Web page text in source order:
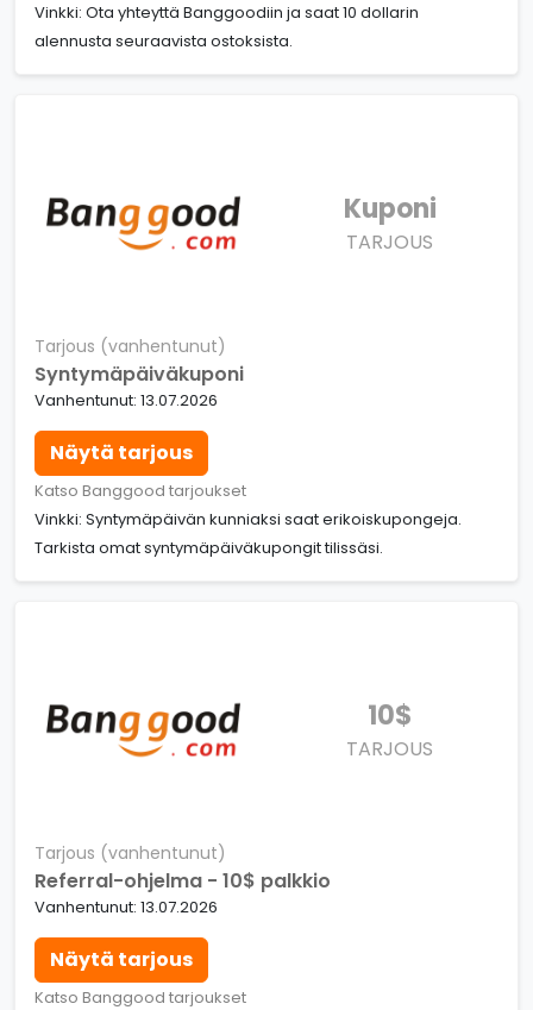
Vinkki: Ota yhteyttä Banggoodiin ja saat 10 dollarin
alennusta seuraavista ostoksista.
Kuponi
TARJOUS
Tarjous (vanhentunut)
Syntymäpäiväkuponi
Vanhentunut: 13.07.2026
Näytä tarjous
Katso Banggood tarjoukset
Vinkki: Syntymäpäivän kunniaksi saat erikoiskupongeja.
Tarkista omat syntymäpäiväkupongit tilissäsi.
10$
TARJOUS
Tarjous (vanhentunut)
Referral-ohjelma - 10$ palkkio
Vanhentunut: 13.07.2026
Näytä tarjous
Katso Banggood tarjoukset